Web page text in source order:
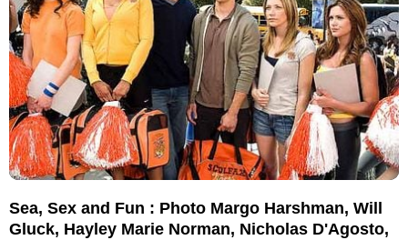
Sea, Sex and Fun : Photo Margo Harshman, Will
Gluck, Hayley Marie Norman, Nicholas D'Agosto,